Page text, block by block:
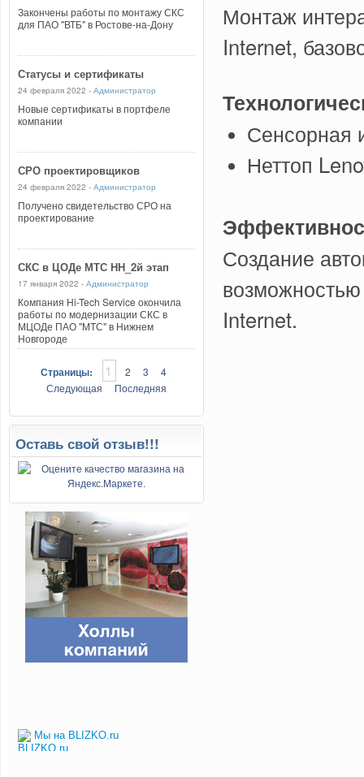
Закончены работы по монтажу СКС
для ПАО "ВТБ" в Ростове-на-Дону
Статусы и сертификаты
24 февраля 2022 - Администратор
Новые сертификаты в портфеле
компании
СРО проектировщиков
24 февраля 2022 - Администратор
Получено свидетельство СРО на
проектирование
СКС в ЦОДе МТС НН_2й этап
17 января 2022 - Администратор
Компания Hi-Tech Service окончила
работы по модернизации СКС в
МЦОДе ПАО "МТС" в Нижнем
Новгороде
Страницы: 1 2 3
4
Следующая
Последняя
Оставь свой отзыв!!!
Мы на BLIZKO.ru
Монтаж
Internet,
Сенсорная
Неттоп
Создание
возможностью
Internet.